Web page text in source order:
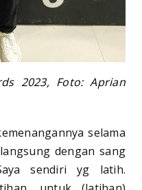
2023, Foto: Aprian
selama
dengan sang
sendiri yg latih.